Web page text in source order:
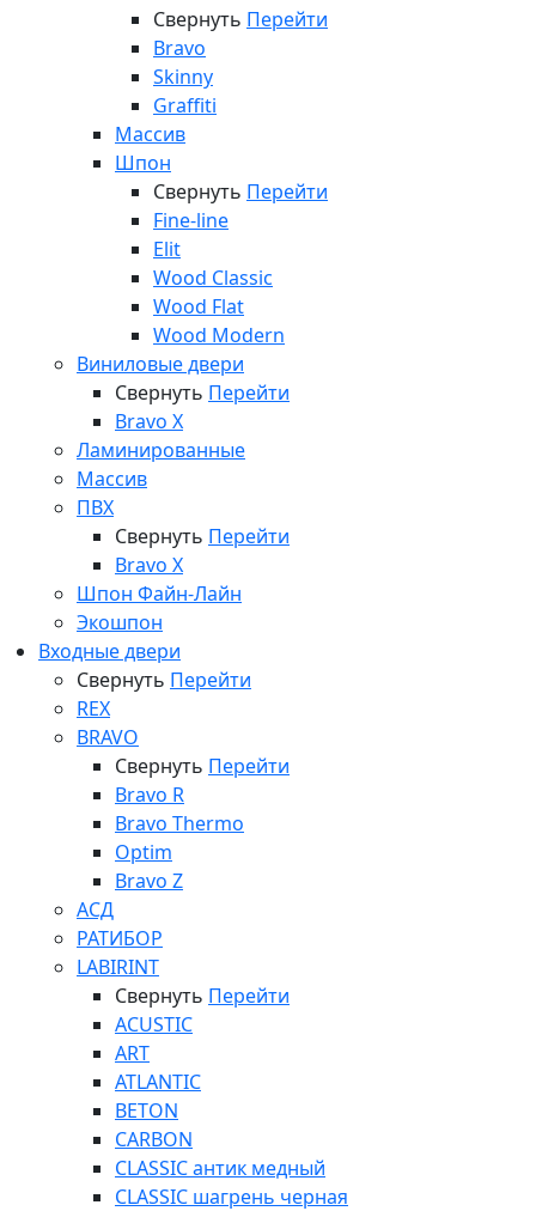
Свернуть Перейти
Bravo
Skinny
Graffiti
Массив
Шпон
Свернуть Перейти
Fine-line
Elit
Wood Classic
Wood Flat
Wood Modern
Виниловые двери
Свернуть Перейти
Bravo X
Ламинированные
Массив
ПВХ
Свернуть Перейти
Bravo X
Шпон Файн-Лайн
Экошпон
Входные двери
Свернуть Перейти
REX
BRAVO
Свернуть Перейти
Bravo R
Bravo Thermo
Optim
Bravo Z
АСД
РАТИБОР
LABIRINT
Свернуть Перейти
ACUSTIC
ART
ATLANTIC
BETON
CARBON
CLASSIC антик медный
CLASSIC шагрень черная